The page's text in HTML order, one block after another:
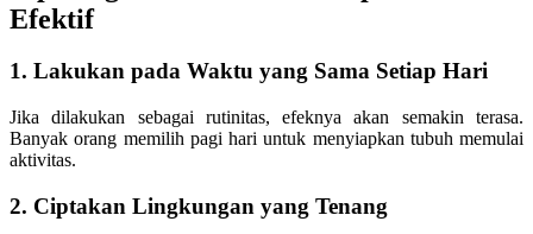
Efektif
1. Lakukan pada Waktu yang Sama Setiap Hari
Jika dilakukan sebagai rutinitas, efeknya akan semakin terasa.
Banyak orang memilih pagi hari untuk menyiapkan tubuh memulai
aktivitas.
2. Ciptakan Lingkungan yang Tenang